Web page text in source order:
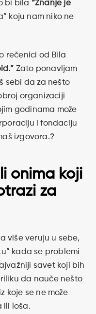
bi bila “Znanje je
koju nam niko ne
rečenici od Bila
Zato ponavljam
sebi da za nešto
organizaciji
godinama može
i fondaciju
izgovora.?
onima koji
za
više veruju u sebe,
kada se problemi
savet koji bih
da nauče nešto
koje se ne može
ili loša.